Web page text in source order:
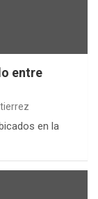
entre
en la